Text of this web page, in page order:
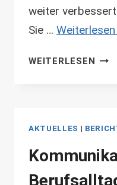
weiter
Sie …
WEITERLESEN
AKTUELLES |